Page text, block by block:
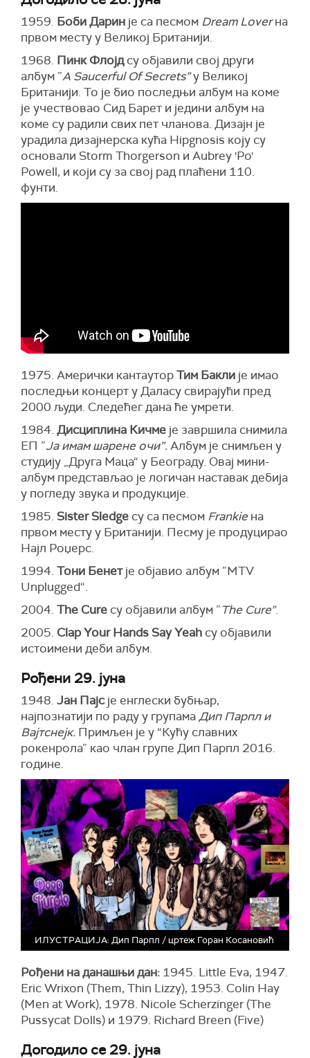
1959. Боби Дарин је са песмом Dream Loverна
првом месту у Великој Британији.
1968. Пинк Флојдсу објавили свој други
албум ”A Saucerful Of Secrets”у Великој
Британији. То је био последњи албум на коме
је учествовао Сид Барет и једини албум на
коме су радили свих пет чланова. Дизајн је
урадила дизајнерска кућа Hipgnosis коју су
основали Storm Thorgerson и Aubrey 'Po'
Powell, и који су за свој рад плаћени 110.
фунти.
1975. Амерички кантауторТим Бакли је имао
последњи концерт у Даласу свирајући пред
2000 људи. Следећег дана ће умрети.
1984. Дисциплина Кичме је завршила снимила
ЕП ”Ја имам шарене очи”. Албум је снимљен у
студију „Друга Маца“ у Београду. Овај мини-
албум представљао је логичан наставак дебија
у погледу звука и продукције.
1985. Sister Sledge су са песмом Frankieна
првом месту у Британији. Песму је продуцирао
Најл Роџерс.
1994. Тони Бенетје објавио албум ”MTV
Unplugged“.
2004. The Cure су објавили албум ”The Cure”.
2005. Clap Your Hands Say Yeah су објавили
истоимени деби албум.
Рођени 29. јуна
1948. Јан Пајс је енглески бубњар,
најпознатији по раду у групамаДип Парпл и
Вајтснејк. Примљен је у “Кућу славних
рокенрола” као члан групе Дип Пaрпл 2016.
године.
ИЛУСТРАЦИЈА: Дип Парпл / цртеж Горан Косановић
Рођени на данашњи дан: 1945. Little Eva, 1947.
Eric Wrixon (Them, Thin Lizzy), 1953. Colin Hay
(Men at Work), 1978. Nicole Scherzinger (The
Pussycat Dolls) и 1979. Richard Breen (Five)
Догодило се 29. јуна